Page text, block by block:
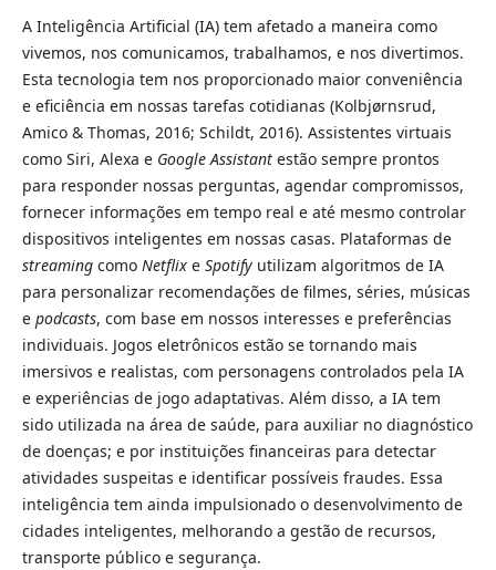
A Inteligência Artificial (IA) tem afetado a maneira como
vivemos, nos comunicamos, trabalhamos, e nos divertimos.
Esta tecnologia tem nos proporcionado maior conveniência
e eficiência em nossas tarefas cotidianas (Kolbjørnsrud,
Amico & Thomas, 2016; Schildt, 2016). Assistentes virtuais
como Siri, Alexa e Google Assistantestão sempre prontos
para responder nossas perguntas, agendar compromissos,
fornecer informações em tempo real e até mesmo controlar
dispositivos inteligentes em nossas casas. Plataformas de
streamingcomo Netflixe Spotify utilizam algoritmos de IA
para personalizar recomendações de filmes, séries, músicas
e podcasts, com base em nossos interesses e preferências
individuais. Jogos eletrônicos estão se tornando mais
imersivos e realistas, com personagens controlados pela IA
e experiências de jogo adaptativas. Além disso, a IA tem
sido utilizada na área de saúde, para auxiliar no diagnóstico
de doenças; e por instituições financeiras para detectar
atividades suspeitas e identificar possíveis fraudes. Essa
inteligência tem ainda impulsionado o desenvolvimento de
cidades inteligentes, melhorando a gestão de recursos,
transporte público e segurança.